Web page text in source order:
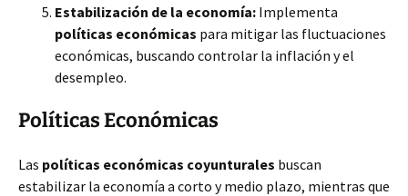
Estabilización de la economía: Implementa
políticas económicas para mitigar las fluctuaciones
económicas, buscando controlar la inflación y el
desempleo.
Políticas Económicas
Las políticas económicas coyunturales buscan
estabilizar la economía a corto y medio plazo, mientras que